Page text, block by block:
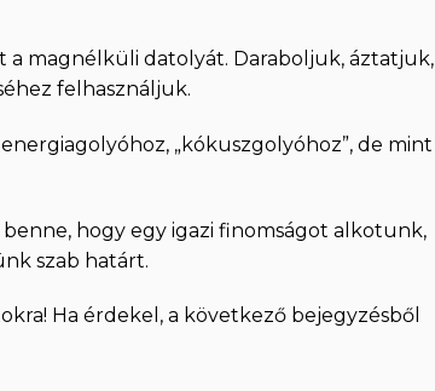
a magnélküli datolyát. Daraboljuk, áztatjuk,
felhasználjuk.
„kókuszgolyóhoz”, de mint
hogy egy igazi finomságot alkotunk,
szab határt.
Ha érdekel, a következő bejegyzésből